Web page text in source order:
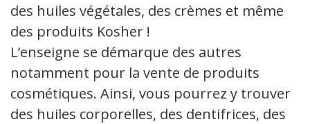
des huiles végétales, des crèmes et même
des produits Kosher !
L’enseigne se démarque des autres
notamment pour la vente de produits
cosmétiques. Ainsi, vous pourrez y trouver
des huiles corporelles, des dentifrices, des